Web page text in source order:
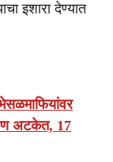
इशारा देण्यात
अटकेत, 17